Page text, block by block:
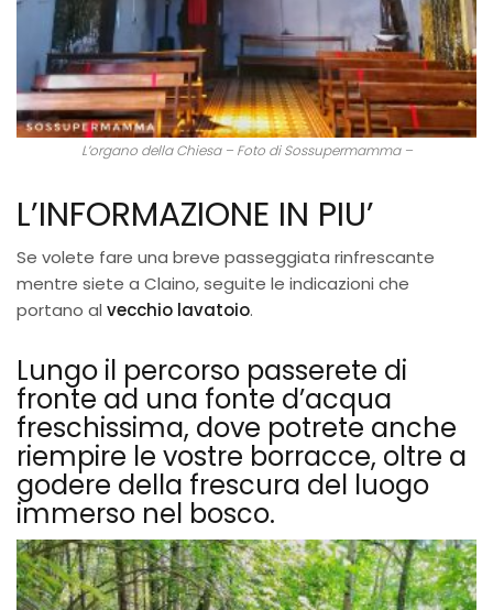
L’organo della Chiesa – Foto di Sossupermamma –
L’INFORMAZIONE IN PIU’
Se volete fare una breve passeggiata rinfrescante
mentre siete a Claino, seguite le indicazioni che
portano al vecchio lavatoio.
Lungo il percorso passerete di
fronte ad una fonte d’acqua
freschissima, dove potrete anche
riempire le vostre borracce, oltre a
godere della frescura del luogo
immerso nel bosco.